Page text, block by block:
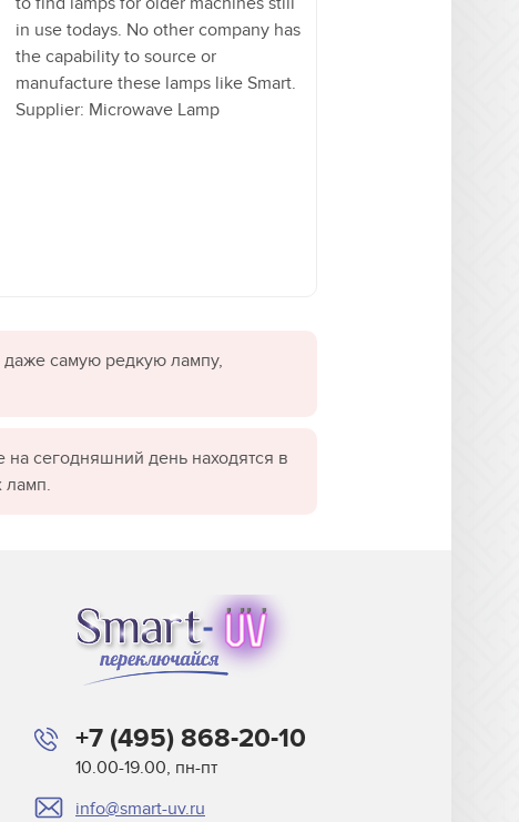
in use todays. No other company has
the capability to source or
manufacture these lamps like Smart.
Supplier: Microwave Lamp
самую редкую лампу,
сегодняшний день находятся в
ламп.
+7 (495) 868-20-10
10.00-19.00, пн-пт
info@smart-uv.ru